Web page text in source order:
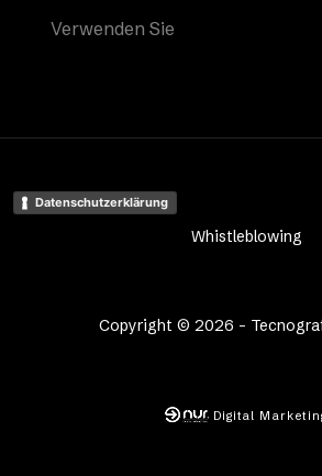
Verwenden Sie
Copyright © 2026 -
Datenschutzerklärung
Whistleblowing
Digital